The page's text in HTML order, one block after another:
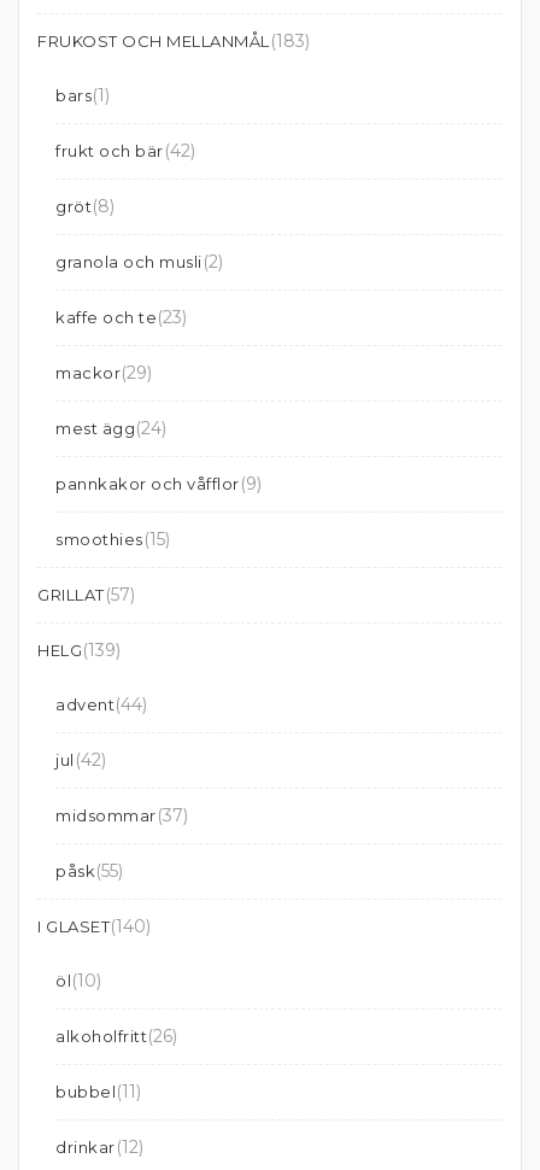
FRUKOST OCH MELLANMÅL (183)
bars(1)
frukt och bär(42)
gröt(8)
granola och musli(2)
kaffe och te(23)
mackor(29)
mest ägg(24)
pannkakor och våfflor(9)
smoothies(15)
GRILLAT(57)
HELG(139)
advent(44)
jul (42)
midsommar(37)
påsk(55)
I GLASET(140)
öl(10)
alkoholfritt(26)
bubbel(11)
drinkar(12)